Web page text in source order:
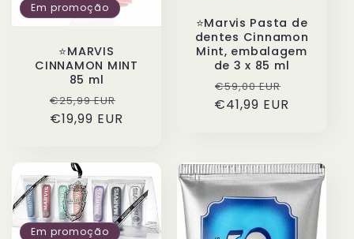
Em promoção
⭐️MARVIS
CINNAMON MINT
85 ml
Preço
normal
€25,99 EUR
€19,99 EUR
⭐️Marvis Pasta de
dentes Cinnamon
Mint, embalagem
de 3 x 85 ml
Preço
normal
€59,00 EUR
€41,99 EUR
Em promoção